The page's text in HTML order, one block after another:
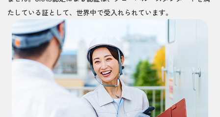
たしている証として、世界中で受入れられています。